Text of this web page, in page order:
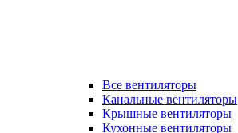
Все вентиляторы
Канальные вентиляторы
Крышные вентиляторы
Кухонные вентиляторы